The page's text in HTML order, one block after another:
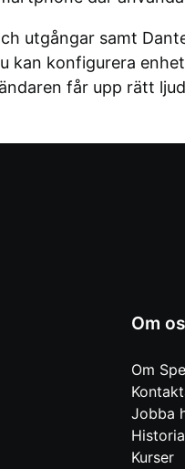
utgångar samt
kan konfigurera
får upp rätt
Om
Om
Jobba
Historia
Kurser